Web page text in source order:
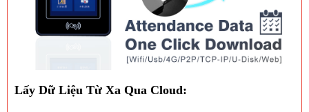
Lấy Dữ Liệu Từ Xa Qua Cloud: